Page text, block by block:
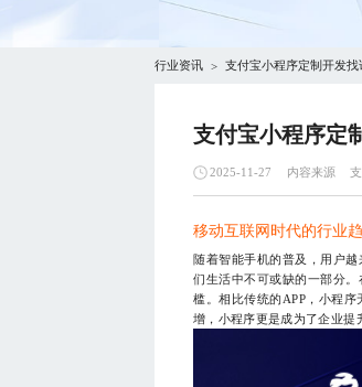
行业资讯 > 支付宝小程序定制开发找
支付宝小程序定
2025-11-27 内容来源
移动互联网时代的行业
随着智能手机的普及，用户
们生活中不可或缺的一部分
槛。相比传统的APP，小程
增，小程序更是成为了企业提